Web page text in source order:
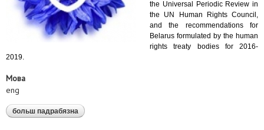
the Universal Periodic Review in
the UN Human Rights Council,
and the recommendations for
Belarus formulated by the human
rights treaty bodies for 2016-
2019.
Мова
eng
больш падрабязна аб joint position of belarusian human rights
organizations on adoption of interagency plan of